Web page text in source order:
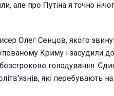
але про Путіна я точно
Олег Сенцов, якого
Криму і засудили
голодування.
які перебувають на